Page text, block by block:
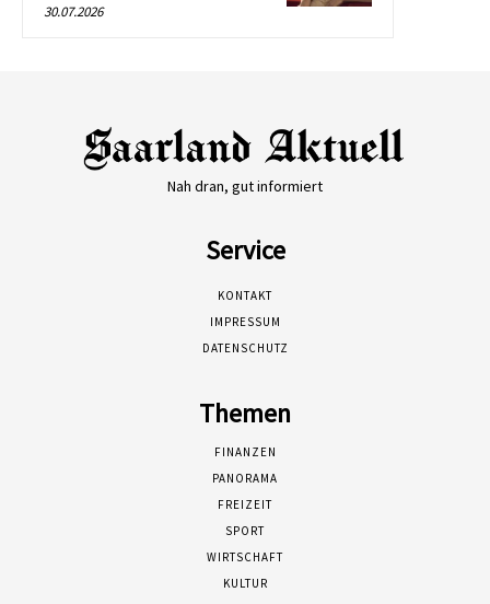
30.07.2026
Nah dran, gut informiert
Service
KONTAKT
IMPRESSUM
DATENSCHUTZ
Themen
FINANZEN
PANORAMA
FREIZEIT
SPORT
WIRTSCHAFT
KULTUR